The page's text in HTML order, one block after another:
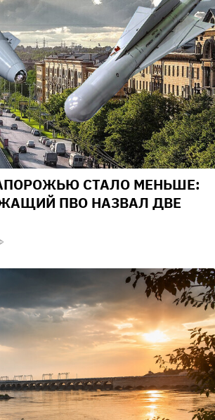
СТАЛО МЕНЬШЕ:
ПВО НАЗВАЛ ДВЕ